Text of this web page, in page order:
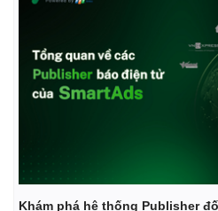
Cuộc sống đó đây
Hồ sơ
Khám phá hệ thống Publisher